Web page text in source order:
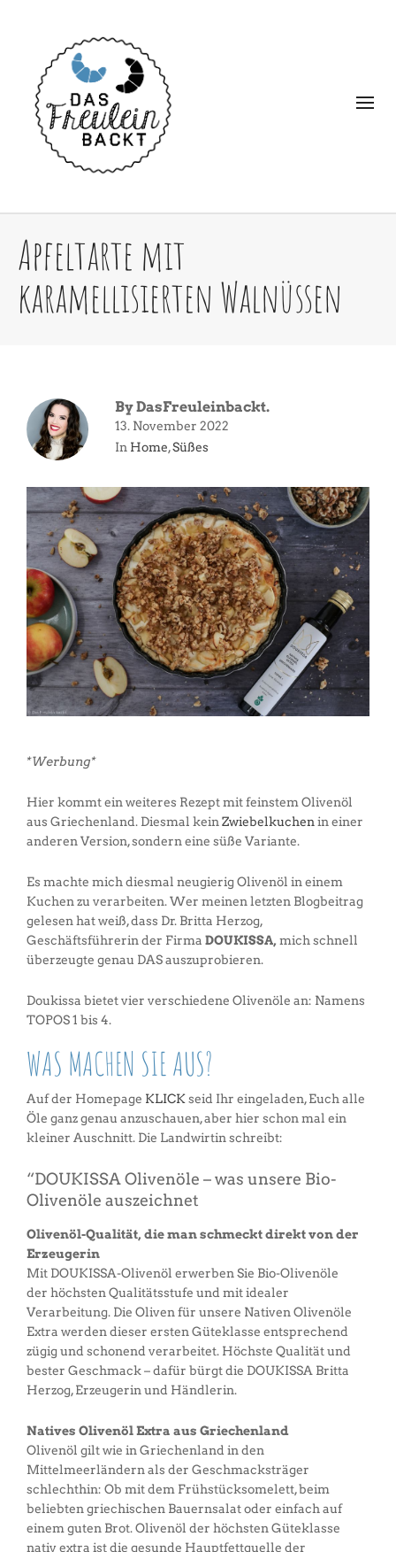
Apfeltarte mit
karamellisierten Walnüssen
ByDasFreuleinbackt.
13. November 2022
In Home,Süßes
*Werbung*
Hier kommt ein weiteres Rezept mit feinstem Olivenöl
aus Griechenland. Diesmal kein Zwiebelkuchen in einer
anderen Version, sondern eine süße Variante.
Es machte mich diesmal neugierig Olivenöl in einem
Kuchen zu verarbeiten. Wer meinen letzten Blogbeitrag
gelesen hat weiß, dass Dr. Britta Herzog,
Geschäftsführerin der Firma DOUKISSA, mich schnell
überzeugte genau DAS auszuprobieren.
Doukissa bietet vier verschiedene Olivenöle an: Namens
TOPOS 1 bis 4.
WAS MACHEN SIE AUS?
Auf der Homepage KLICKseid Ihr eingeladen, Euch alle
Öle ganz genau anzuschauen, aber hier schon mal ein
kleiner Auschnitt. Die Landwirtin schreibt:
“DOUKISSA Olivenöle – was unsere Bio-
Olivenöle auszeichnet
Olivenöl-Qualität, die man schmeckt direkt von der
Erzeugerin
Mit DOUKISSA-Olivenöl erwerben Sie Bio-Olivenöle
der höchsten Qualitätsstufe und mit idealer
Verarbeitung. Die Oliven für unsere Nativen Olivenöle
Extra werden dieser ersten Güteklasse entsprechend
zügig und schonend verarbeitet. Höchste Qualität und
bester Geschmack – dafür bürgt die DOUKISSA Britta
Herzog, Erzeugerin und Händlerin.
Natives Olivenöl Extra aus Griechenland
Olivenöl gilt wie in Griechenland in den
Mittelmeerländern als der Geschmacksträger
schlechthin: Ob mit dem Frühstücksomelett, beim
beliebten griechischen Bauernsalat oder einfach auf
einem guten Brot. Olivenöl der höchsten Güteklasse
nativ extra ist die gesunde Hauptfettquelle der